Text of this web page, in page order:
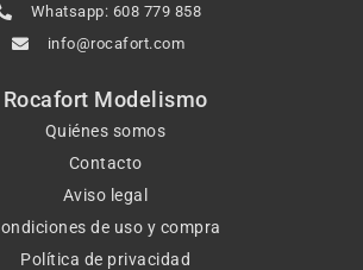
Whatsapp: 608 779 858
info@rocafort.com
Rocafort Modelismo
Quiénes somos
Contacto
Aviso legal
de uso y compra
Política de privacidad